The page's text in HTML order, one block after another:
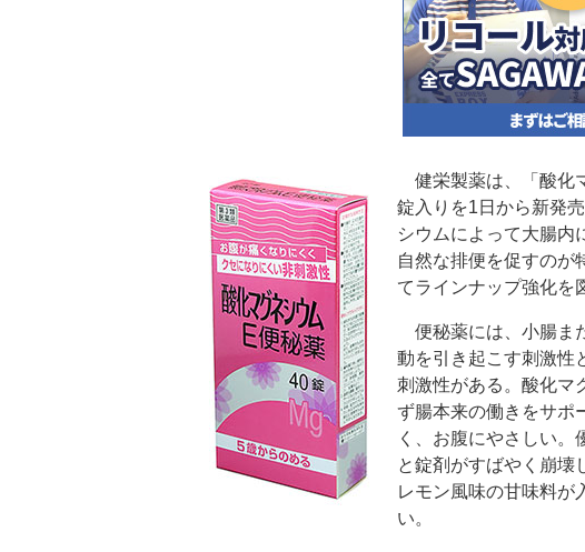
健栄製薬は、「酸化
錠入りを1日から新発
シウムによって大腸内
自然な排便を促すのが
てラインナップ強化を
便秘薬には、小腸ま
動を引き起こす刺激性
刺激性がある。酸化マ
ず腸本来の働きをサポ
く、お腹にやさしい。
と錠剤がすばやく崩壊
レモン風味の甘味料が
い。